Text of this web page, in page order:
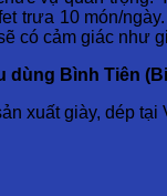
trưa 10 món/
có cảm giác như
dùng Bình Tiên
xuất giày, dép